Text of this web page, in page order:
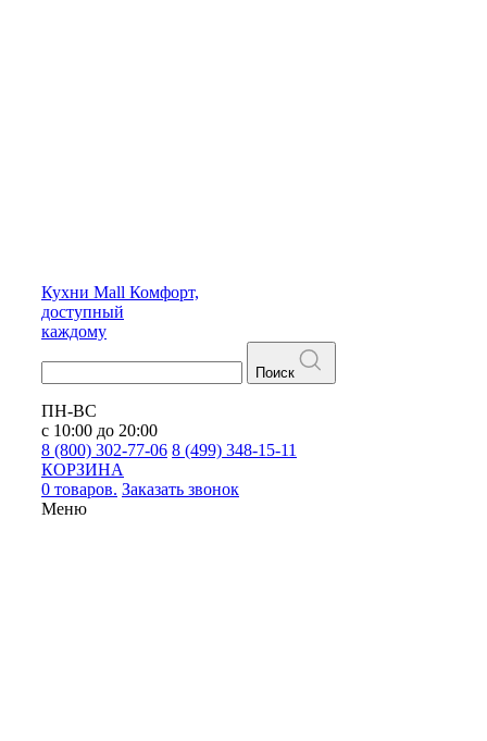
Кухни Mall Комфорт,
доступный
каждому
Поиск
ПН-ВС
с 10:00 до 20:00
8 (800) 302-77-06 8 (499) 348-15-11
КОРЗИНА
0 товаров. Заказать звонок
Меню